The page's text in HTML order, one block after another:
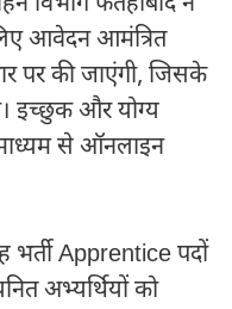
आवेदन आमंत्रित
पर की जाएंगी, जिसके
इच्छुक और योग्य
माध्यम से ऑनलाइन
भर्ती Apprentice पदों
अभ्यर्थियों को